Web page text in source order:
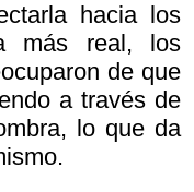
hacia los
más real, los
de que
a través de
lo que da